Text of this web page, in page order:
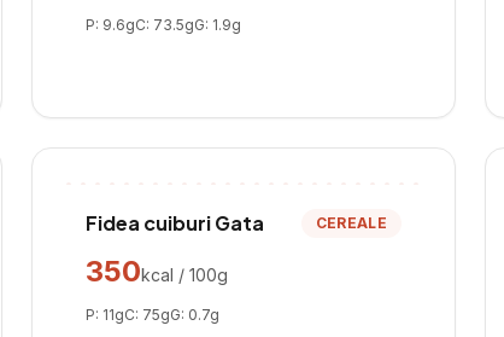
P: 9.6gC: 73.5gG: 1.9g
Fidea cuiburi Gata CEREALE
350kcal / 100g
P: 11gC: 75gG: 0.7g